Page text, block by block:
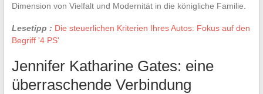
Dimension von Vielfalt und Modernität in die königliche Familie.
Lesetipp : Die steuerlichen Kriterien Ihres Autos: Fokus auf den
Begriff '4 PS'
Jennifer Katharine Gates: eine
überraschende Verbindung